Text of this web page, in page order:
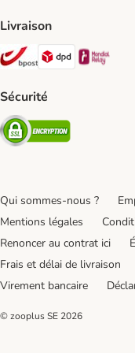
Livraison
Bpost Shipping
DPD
Sécurité
Security
Qui sommes-nous ?
Mentions légales
Renoncer au contrat ici
Frais et délai de livraison
Virement bancaire
© zooplus SE 2026